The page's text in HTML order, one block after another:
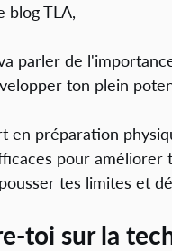
blog TLA,
parler de
ton plein
en préparation
pour améliorer
tes limites et
toi sur la